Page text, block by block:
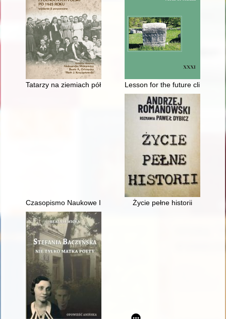
Tatarzy na ziemiach północno-zachodnich Polski po 1945
Lesson for the future climate
Czasopismo Naukowe Instytutu Studiów Kobiecych. 2024, [nr]
Życie pełne historii